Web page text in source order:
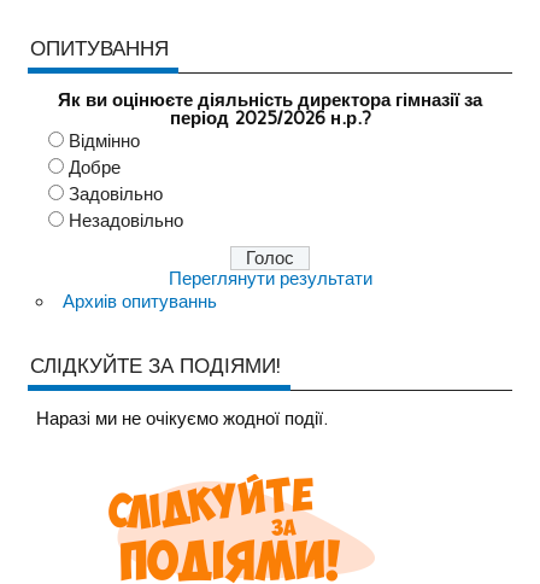
ОПИТУВАННЯ
Як ви оцінюєте діяльність директора гімназії за
період 2025/2026 н.р.?
Відмінно
Добре
Задовільно
Незадовільно
Переглянути результати
Архиів опитуваннь
СЛІДКУЙТЕ ЗА ПОДІЯМИ!
Наразi ми не очiкуємо жодної події.